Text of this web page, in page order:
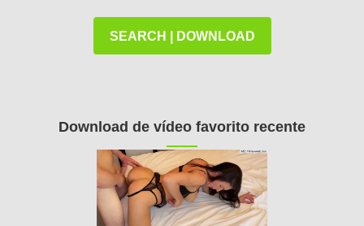
SEARCH | DOWNLOAD
Download de vídeo favorito recente